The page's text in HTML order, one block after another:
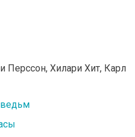
Перссон, Хилари Хит, Карл